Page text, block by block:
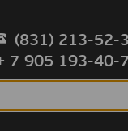
(831) 213-52-
7 905 193-40-